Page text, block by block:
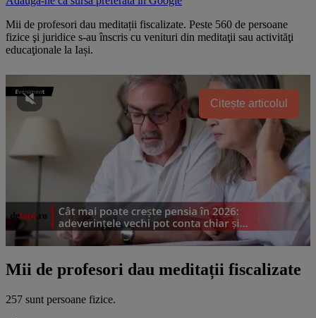
Mii de profesori dau meditații fiscalizate. Peste 560 de persoane
fizice şi juridice s-au înscris cu venituri din meditaţii sau activităţi
educaţionale la Iași.
Citește articolul
Mii de profesori dau meditații fiscalizate
257 sunt persoane fizice.